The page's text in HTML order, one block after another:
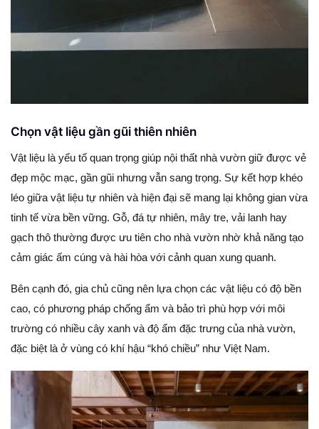
Chọn vật liệu gần gũi thiên nhiên
Vật liệu là yếu tố quan trọng giúp nội thất nhà vườn giữ được vẻ
đẹp mộc mạc, gần gũi nhưng vẫn sang trọng. Sự kết hợp khéo
léo giữa vật liệu tự nhiên và hiện đại sẽ mang lại không gian vừa
tinh tế vừa bền vững. Gỗ, đá tự nhiên, mây tre, vải lanh hay
gạch thô thường được ưu tiên cho nhà vườn nhờ khả năng tạo
cảm giác ấm cúng và hài hòa với cảnh quan xung quanh.
Bên cạnh đó, gia chủ cũng nên lựa chọn các vật liệu có độ bền
cao, có phương pháp chống ẩm và bảo trì phù hợp với môi
trường có nhiều cây xanh và độ ẩm đặc trưng của nhà vườn,
đặc biệt là ở vùng có khí hậu “khó chiều” như Việt Nam.